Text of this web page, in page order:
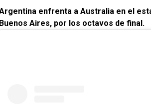
enfrenta a Australia en el
Buenos Aires, por los octavos de final.